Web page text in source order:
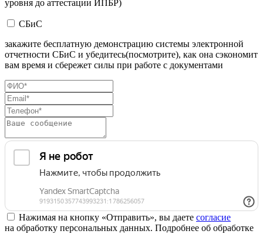
уровня до аттестации ИПБР)
СБиС
закажите бесплатную демонстрацию системы электронной
отчетности СБиС и убедитесь(посмотрите), как она сэкономит
вам время и сбережет силы при работе с документами
Нажимая на кнопку «Отправить», вы даете согласие
на обработку персональных данных. Подробнее об обработке